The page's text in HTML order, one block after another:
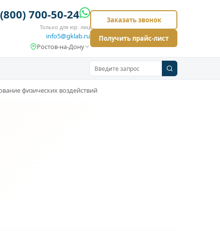
700-50-24
Только для юр. лиц
info5@gklab.ru
Ростов-на-Дону
Заказать звонок
Получить прайс-лист
физических воздействий